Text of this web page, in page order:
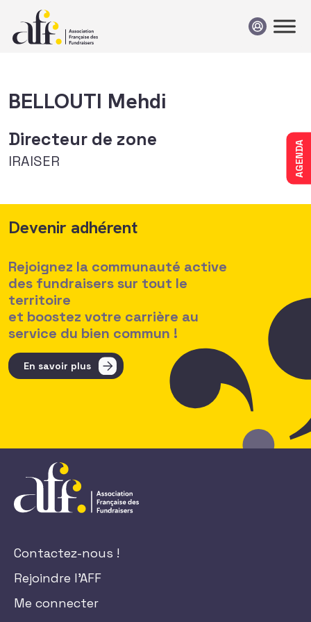
AGENDA
BELLOUTI Mehdi
Directeur de zone
IRAISER
Devenir adhérent
Rejoignez la communauté active
des fundraisers sur tout le
territoire
et boostez votre carrière au
service du bien commun !
En savoir plus
Contactez-nous !
Rejoindre l'AFF
Me connecter